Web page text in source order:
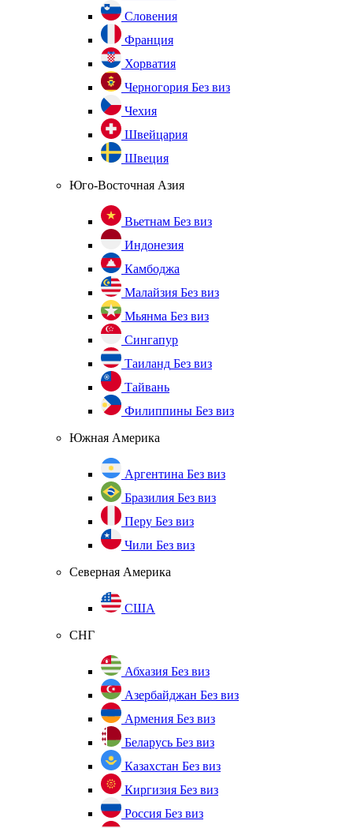
Словения
Франция
Хорватия
Черногория Без виз
Чехия
Швейцария
Швеция
Юго-Восточная Азия
Вьетнам Без виз
Индонезия
Камбоджа
Малайзия Без виз
Мьянма Без виз
Сингапур
Таиланд Без виз
Тайвань
Филиппины Без виз
Южная Америка
Аргентина Без виз
Бразилия Без виз
Перу Без виз
Чили Без виз
Северная Америка
США
СНГ
Абхазия Без виз
Азербайджан Без виз
Армения Без виз
Беларусь Без виз
Казахстан Без виз
Киргизия Без виз
Россия Без виз